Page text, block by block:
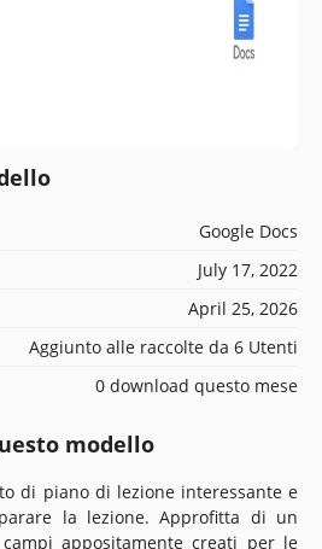
Google Docs
July 17, 2022
April 25, 2026
Aggiunto alle raccolte da 6 Utenti
0 download questo mese
modello
di piano di lezione interessante e
la lezione. Approfitta di un
appositamente creati per le